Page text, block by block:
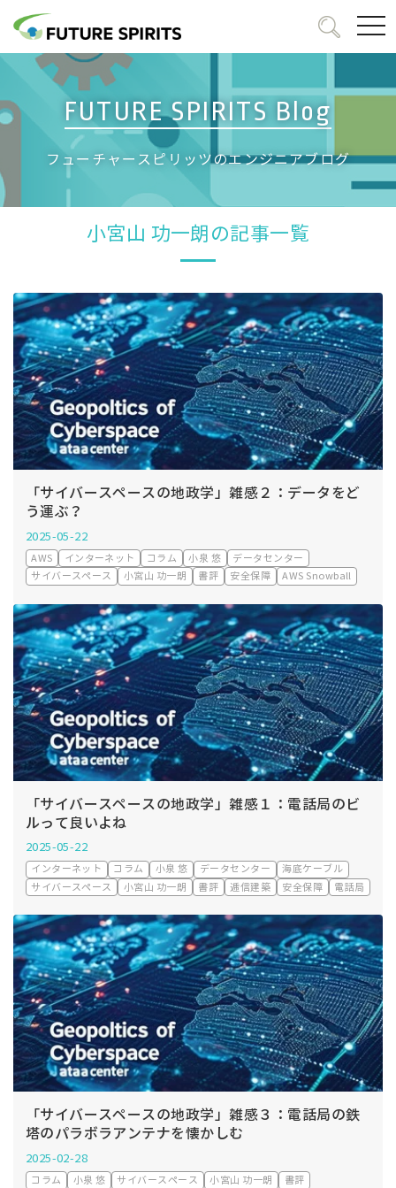
FUTURE SPIRITS Blog
フューチャースピリッツのエンジニアブログ
小宮山 功一朗の記事一覧
「サイバースペースの地政学」雑感２：データをど
う運ぶ？
2025-05-22
AWS インターネット コラム 小泉 悠
データセンター
サイバースペース
小宮山 功一朗 書評 安全保障 AWS Snowball
「サイバースペースの地政学」雑感１：電話局のビ
ルって良いよね
2025-05-22
インターネット コラム 小泉 悠 データセンター
海底ケーブル
サイバースペース
小宮山 功一朗 書評 逓信建築 安全保障 電話局
「サイバースペースの地政学」雑感３：電話局の鉄
塔のパラボラアンテナを懐かしむ
2025-02-28
コラム 小泉 悠 サイバースペース 小宮山 功一朗
書評